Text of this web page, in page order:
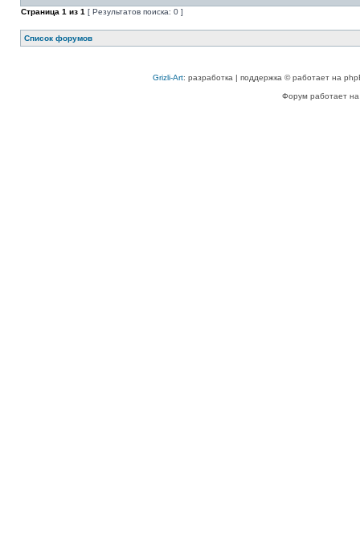
Страница 1 из 1 [ Результатов поиска: 0 ]
Список форумов
Grizli-Art: разработка | поддержка © работает на
Форум работает